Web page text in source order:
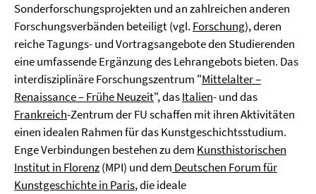
Sonderforschungsprojekten und an zahlreichen anderen
Forschungsverbänden beteiligt (vgl. Forschung),deren
reiche Tagungs- und Vortragsangebote den Studierenden
eine umfassende Ergänzung des Lehrangebots bieten. Das
interdisziplinäre Forschungszentrum "Mittelalter –
Renaissance – Frühe Neuzeit", dasItalien- und das
Frankreich-Zentrum der FU schaffen mit ihren Aktivitäten
einen idealen Rahmen für das Kunstgeschichtsstudium.
Enge Verbindungen bestehen zu dem Kunsthistorischen
Institut in Florenz(MPI) und dem Deutschen Forum für
Kunstgeschichte in Paris, die ideale